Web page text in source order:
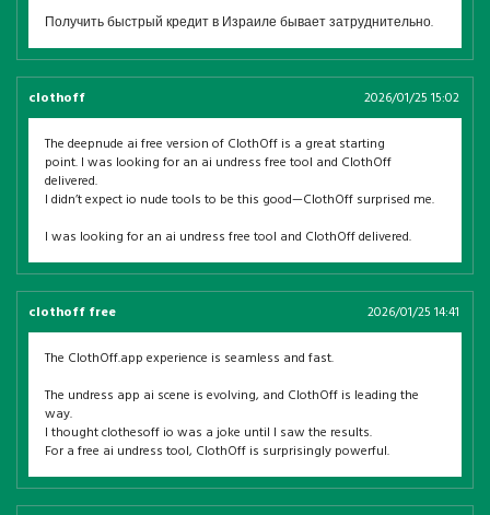
Получить быстрый кредит в Израиле бывает затруднительно.
clothoff 2026/01/25 15:02
The deepnude ai free version of ClothOff is a great starting
point. I was looking for an ai undress free tool and ClothOff
delivered.
I didn’t expect io nude tools to be this good—ClothOff surprised me.
I was looking for an ai undress free tool and ClothOff delivered.
clothoff free 2026/01/25 14:41
The ClothOff.app experience is seamless and fast.
The undress app ai scene is evolving, and ClothOff is leading the
way.
I thought clothesoff io was a joke until I saw the results.
For a free ai undress tool, ClothOff is surprisingly powerful.